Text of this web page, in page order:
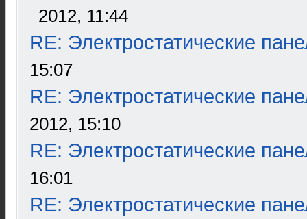
2012, 11:44
RE: Электростатические
15:07
RE: Электростатические
2012, 15:10
RE: Электростатические
16:01
RE: Электростатические